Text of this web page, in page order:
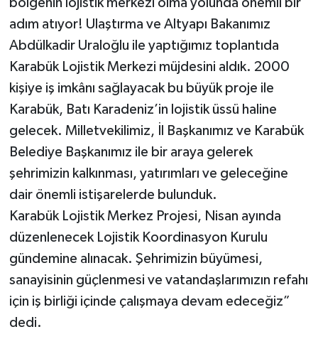
bölgenin lojistik merkezi olma yolunda önemli bir
adım atıyor! Ulaştırma ve Altyapı Bakanımız
Abdülkadir Uraloğlu ile yaptığımız toplantıda
Karabük Lojistik Merkezi müjdesini aldık. 2000
kişiye iş imkânı sağlayacak bu büyük proje ile
Karabük, Batı Karadeniz’in lojistik üssü haline
gelecek. Milletvekilimiz, İl Başkanımız ve Karabük
Belediye Başkanımız ile bir araya gelerek
şehrimizin kalkınması, yatırımları ve geleceğine
dair önemli istişarelerde bulunduk.
Karabük Lojistik Merkez Projesi, Nisan ayında
düzenlenecek Lojistik Koordinasyon Kurulu
gündemine alınacak. Şehrimizin büyümesi,
sanayisinin güçlenmesi ve vatandaşlarımızın refahı
için iş birliği içinde çalışmaya devam edeceğiz”
dedi.
İş ilanı
Kilimli
Kültür - Sanat
MAGAZİN
Politika
Röportaj
Sağlık
SİYASET
Spor